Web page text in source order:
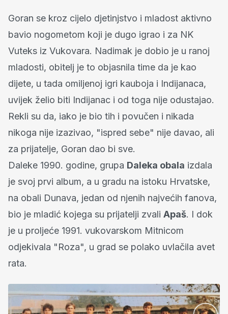
Goran se kroz cijelo djetinjstvo i mladost aktivno
bavio nogometom koji je dugo igrao i za NK
Vuteks iz Vukovara. Nadimak je dobio je u ranoj
mladosti, obitelj je to objasnila time da je kao
dijete, u tada omiljenoj igri kauboja i Indijanaca,
uvijek želio biti Indijanac i od toga nije odustajao.
Rekli su da, iako je bio tih i povučen i nikada
nikoga nije izazivao, "ispred sebe" nije davao, ali
za prijatelje, Goran dao bi sve.
Daleke 1990. godine, grupa Daleka obala izdala
je svoj prvi album, a u gradu na istoku Hrvatske,
na obali Dunava, jedan od njenih najvećih fanova,
bio je mladić kojega su prijatelji zvali Apaš. I dok
je u proljeće 1991. vukovarskom Mitnicom
odjekivala "Roza", u grad se polako uvlačila avet
rata.